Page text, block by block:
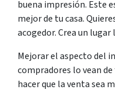
buena impresión. Este
mejor de tu casa.
acogedor. Crea un
Mejorar el aspecto del
compradores lo vean
hacer que la venta sea